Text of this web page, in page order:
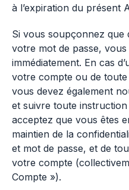
à l’expiration du présent
Si vous soupçonnez que
votre mot de passe,
immédiatement. En cas
votre compte ou de
vous devez également
et suivre toute
acceptez que vous êtes
maintien de la
et mot de passe, et de
votre compte
Compte »).